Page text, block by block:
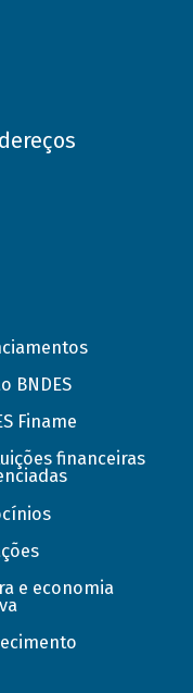
BNDES
Finame
financeiras
e economia